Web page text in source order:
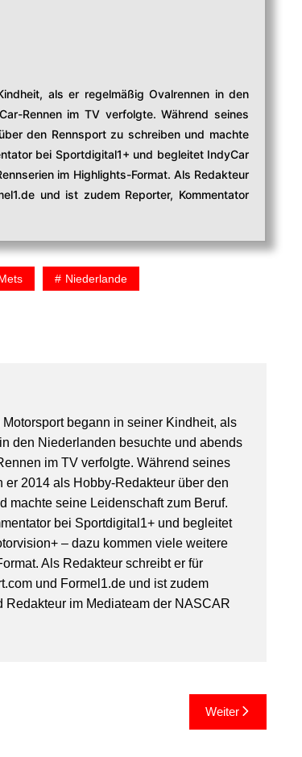
als er regelmäßig Ovalrennen in den
Rennen im TV verfolgte. Während seines
den Rennsport zu schreiben und machte
bei Sportdigital1+ und begleitet IndyCar
im Highlights-Format. Als Redakteur
und ist zudem Reporter, Kommentator
Niederlande
begann in seiner Kindheit, als
den Niederlanden besuchte und abends
im TV verfolgte. Während seines
er 2014 als Hobby-Redakteur über den
machte seine Leidenschaft zum Beruf.
bei Sportdigital1+ und begleitet
– dazu kommen viele weitere
Als Redakteur schreibt er für
und Formel1.de und ist zudem
Redakteur im Mediateam der NASCAR
Weiter